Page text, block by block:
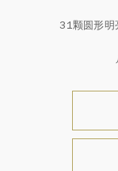
31颗圆形明